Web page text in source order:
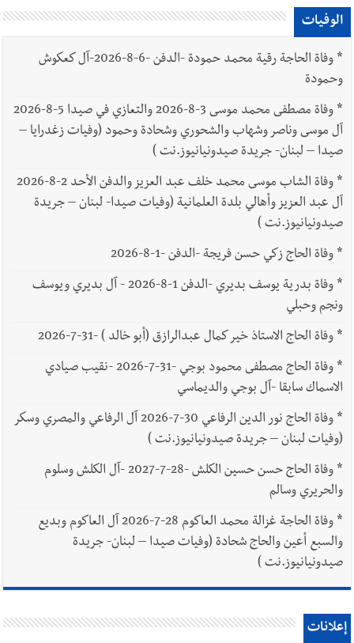
الوفيات
*
وفاة الحاجة رقية محمد حمودة -الدفن -6-8-2026-آل كعكوش
وحمودة
*
وفاة مصطفى محمد موسى 3-8-2026 والتعازي في صيدا 5-8-2026
آل موسى وناصر وشهاب والشحوري وشحادة وحمود (وفيات زغدرايا –
صيدا – لبنان- جريدة صيدونيانيوز.نت )
*
وفاة الشاب موسى محمد خلف عبد العزيز والدفن الأحد 2-8-2026
آل عبد العزيز وأهالي بلدة العلمانية (وفيات صيدا- لبنان – جريدة
صيدونيانيوز.نت )
*وفاة الحاج زكي حسن فريجة -الدفن -1-8-2026
*
وفاة بدرية يوسف بديري -الدفن 1-8-2026 - آل بديري ويوسف
ونجم وحبلي
*وفاة الحاج الاستاذ خير كمال عبدالرازق (أبو خالد ) -31-7-2026
*
وفاة الحاج مصطفى محمود بوجي -31-7-2026 -نقيب صيادي
الاسماك سابقا -آل بوجي والديماسي
*
وفاة الحاج نور الدين الرفاعي 30-7-2026 آل الرفاعي والمصري وسكر
(وفيات لبنان – جريدة صيدونيانيوز.نت )
*
وفاة الحاج حسن حسين الكلش -28-7-2027 -آل الكلش وسلوم
والحريري وسالم
*
وفاة الحاجة غزالة محمد العاكوم 28-7-2026 آل العاكوم وبديع
والسبع أعين والحاج شحادة (وفيات صيدا – لبنان- جريدة
صيدونيانيوز.نت )
إعلانات